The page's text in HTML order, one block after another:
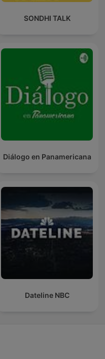
SONDHI TALK
Diálogo en Panamericana
Dateline NBC